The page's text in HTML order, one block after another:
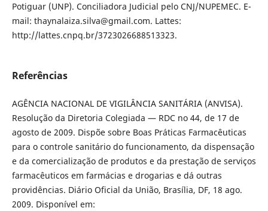
Potiguar (UNP). Conciliadora Judicial pelo CNJ/NUPEMEC. E-
mail: thaynalaiza.silva@gmail.com. Lattes:
http://lattes.cnpq.br/3723026688513323.
Referências
AGÊNCIA NACIONAL DE VIGILÂNCIA SANITÁRIA (ANVISA).
Resolução da Diretoria Colegiada — RDC no 44, de 17 de
agosto de 2009. Dispõe sobre Boas Práticas Farmacêuticas
para o controle sanitário do funcionamento, da dispensação
e da comercialização de produtos e da prestação de serviços
farmacêuticos em farmácias e drogarias e dá outras
providências. Diário Oficial da União, Brasília, DF, 18 ago.
2009. Disponível em: